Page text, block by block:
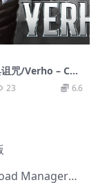
咒/Verho – Cur
23 6.6
IDM下载器中文版 Internet Download Manager v6.42.36 IDM